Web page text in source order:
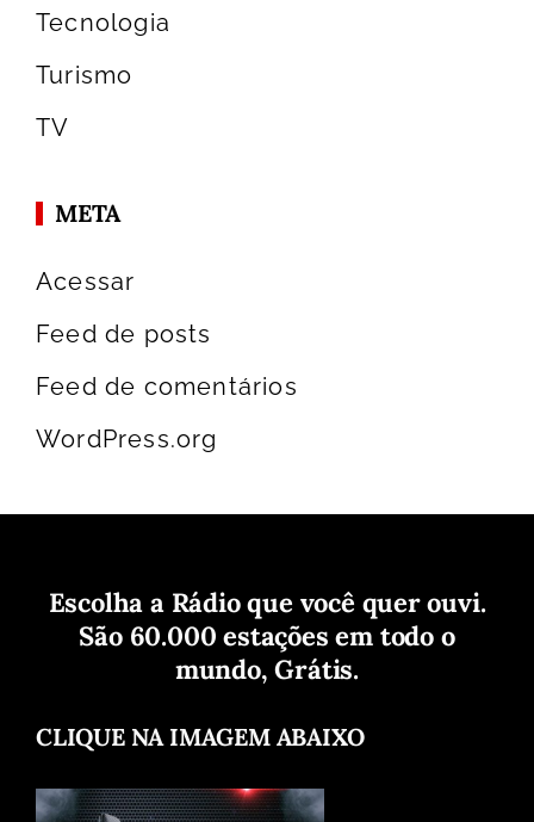
Tecnologia
Turismo
TV
META
Acessar
Feed de posts
Feed de comentários
WordPress.org
Escolha a Rádio que você quer ouvi.
São 60.000 estações em todo o
mundo, Grátis.
CLIQUE NA IMAGEM ABAIXO